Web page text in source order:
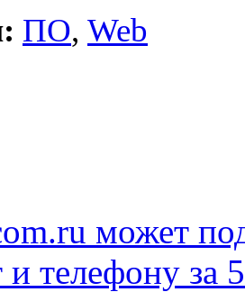
ПО, Web
может
и телефону за